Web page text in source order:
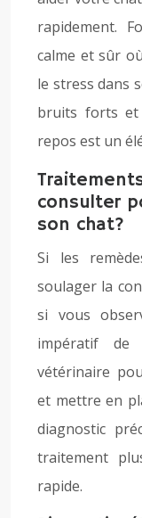
rapidement.
calme et sûr
le stress dans
bruits forts et
repos est un
consulter
son chat?
Si les
soulager la
si vous
impératif de
vétérinaire
et mettre en
diagnostic
traitement
rapide.